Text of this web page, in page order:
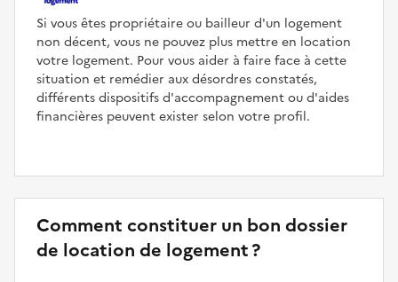
Si vous êtes propriétaire ou bailleur d'un logement
non décent, vous ne pouvez plus mettre en location
votre logement. Pour vous aider à faire face à cette
situation et remédier aux désordres constatés,
différents dispositifs d'accompagnement ou d'aides
financières peuvent exister selon votre profil.
Comment constituer un bon dossier
de location de logement ?